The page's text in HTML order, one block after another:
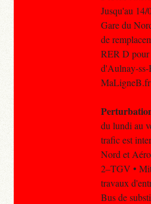
Jusqu'au
Gare du
de
RER D pour
d'Aulnay-
MaLigneB.fr
du lundi au
trafic est
Nord et
2–TGV •
travaux
Bus de